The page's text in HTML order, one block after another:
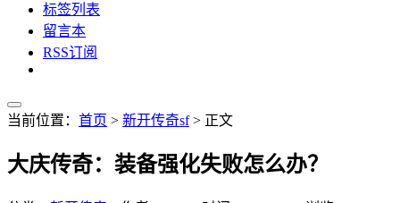
标签列表
留言本
RSS订阅
当前位置： 首页 > 新开传奇sf> 正文
大庆传奇：装备强化失败怎么办？